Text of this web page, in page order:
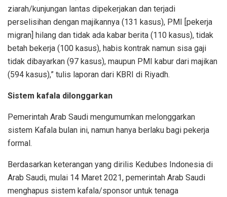
ziarah/kunjungan lantas dipekerjakan dan terjadi
perselisihan dengan majikannya (131 kasus), PMI [pekerja
migran] hilang dan tidak ada kabar berita (110 kasus), tidak
betah bekerja (100 kasus), habis kontrak namun sisa gaji
tidak dibayarkan (97 kasus), maupun PMI kabur dari majikan
(594 kasus),” tulis laporan dari KBRI di Riyadh.
Sistem kafala dilonggarkan
Pemerintah Arab Saudi mengumumkan melonggarkan
sistem Kafala bulan ini, namun hanya berlaku bagi pekerja
formal.
Berdasarkan keterangan yang dirilis Kedubes Indonesia di
Arab Saudi, mulai 14 Maret 2021, pemerintah Arab Saudi
menghapus sistem kafala/sponsor untuk tenaga